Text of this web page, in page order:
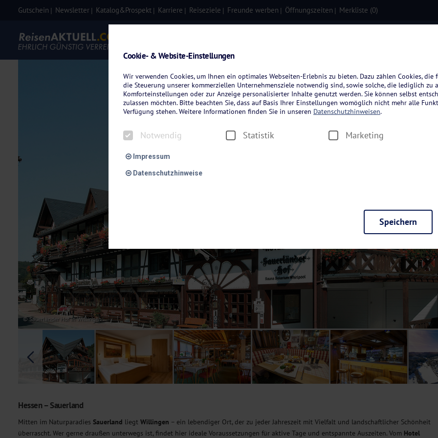
Gutschein Newsletter Katalog&Prospekt Karriere Reiseziele Freunde werben Öffnungszeiten Merkliste (0)
© Sauerländer Hof in Willingen
Hessen – Sauerland
Mitten im Naturparadies Sauerland liegt Willingen – ein lebendiger Ort, der zu jeder Jahreszeit mit Vielfalt und landschaftlicher Schönheit
überrascht. Wer gerne draußen unterwegs ist, findet hier ideale Voraussetzungen für aktive Tage und entspannte Auszeiten. Vom Hotel
Cookie- & Website-Einstellungen
Wir verwenden Cookies, um Ihnen ein optimales Webseiten-Erlebnis zu bieten. Dazu zählen Cookies,
die Steuerung unserer kommerziellen Unternehmensziele notwendig sind, sowie solche, die lediglich zu
Komforteinstellungen oder zur Anzeige personalisierter Inhalte genutzt werden. Sie können selbst
zulassen möchten. Bitte beachten Sie, dass auf Basis Ihrer Einstellungen womöglich nicht mehr alle
Verfügung stehen. Weitere Informationen finden Sie in unseren Datenschutzhinweisen.
Notwendig Statistik Marketing
Impressum
Datenschutzhinweise
Diese Cookies sind für den Betrieb der Seite unbedingt notwendig und ermöglichen beispielsweise
möchten, um Ihnen unsere Dienste bei einem erneuten Besuch unserer Seite schneller zur Verfügung zu
Statistik
Um unser Angebot und unsere Webseite weiter zu verbessern, erfassen wir anonymisierte Daten für
dieser Cookies können wir beispielsweise die Besucherzahlen und den Effekt bestimmter Seiten unseres
unsere Inhalte optimieren. Wir nutzen hierfür Dienste von Google und Facebook. Durch diese Dienste
Übermittlung, der auf unsere Website erfassten Daten, kommen. Weitere Hinweise zu der Verarbeitung
Datenschutzhinweisen. Sie können Ihre Einwilligung jederzeit in den
widerrufen.
Marketing
Diese Cookies werden genutzt, um Ihnen personalisierte Inhalte, passend zu Ihren Interessen anzuzeigen.
Speichern